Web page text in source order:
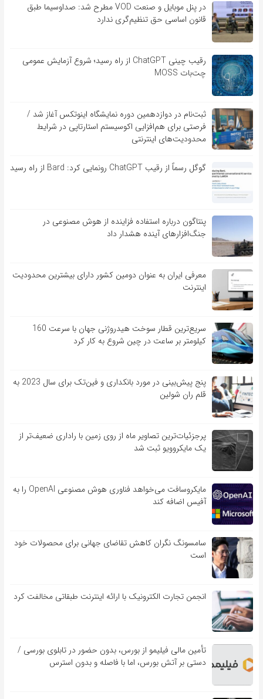
در پنل موبایل و صنعت VOD مطرح شد: صداوسیما طبق
قانون اساسی حق تنظیم‌گری ندارد
رقیب چینی ChatGPT از راه رسید؛ شروع آزمایش عمومی
چت‌بات MOSS
ثبت‌نام در دوازدهمین دوره نمایشگاه اینوتکس آغاز شد /
فرصتی برای هم‌افزایی اکوسیستم استارتاپی در شرایط
محدودیت‌های اینترنتی
گوگل رسماً از رقیب ChatGPT رونمایی کرد: Bard از راه رسید
پنتاگون درباره استفاده فزاینده از هوش مصنوعی در
جنگ‌افزارهای آینده هشدار داد
معرفی ایران به عنوان دومین کشور دارای بیشترین محدودیت
اینترنت
سریع‌ترین قطار سوخت هیدروژنی جهان با سرعت 160
کیلومتر بر ساعت در چین شروع به کار کرد
پنج پیش‌بینی در مورد بانکداری و فین‌تک برای سال 2023 به
قلم ران شولین
پرجزئیات‌ترین تصاویر ماه از روی زمین با راداری ضعیف‌تر از
یک مایکروویو ثبت شد
مایکروسافت می‌خواهد فناوری هوش مصنوعی OpenAI را به
آفیس اضافه کند
سامسونگ نگران کاهش تقاضای جهانی برای محصولات خود
است
انجمن تجارت الکترونیک با ارائه اینترنت طبقاتی مخالفت کرد
تأمین مالی فیلیمو از بورس، بدون حضور در تابلوی بورسی /
دستی بر آتش بورس، اما با فاصله و بدون استرس